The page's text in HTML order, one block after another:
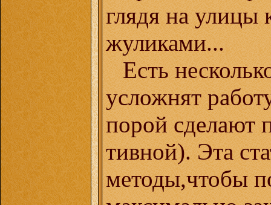
глядя на
жуликами...
Есть
усложнят
порой сделают
тивной). Эта
методы,чтобы